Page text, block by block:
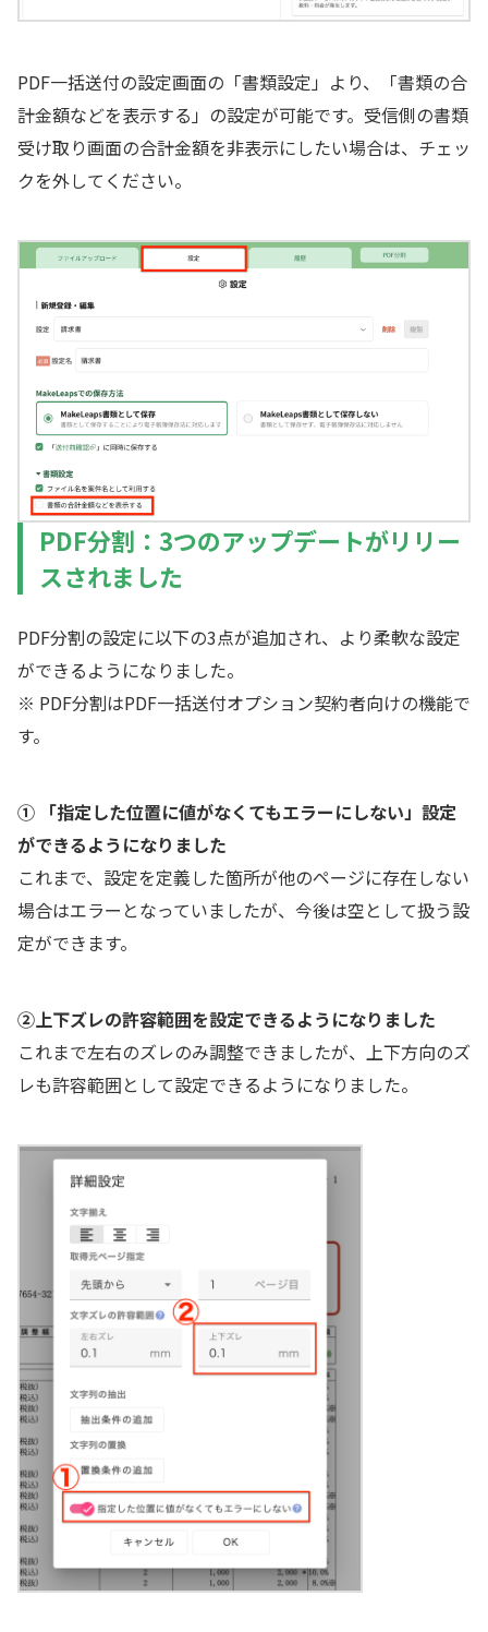
PDF一括送付の設定画面の「書類設定」より、「書類の合
計金額などを表示する」の設定が可能です。受信側の書類
受け取り画面の合計金額を非表示にしたい場合は、チェッ
クを外してください。
PDF分割：3つのアップデートがリリー
スされました
PDF分割の設定に以下の3点が追加され、より柔軟な設定
ができるようになりました。
※ PDF分割はPDF一括送付オプション契約者向けの機能で
す。
① 「指定した位置に値がなくてもエラーにしない」設定
ができるようになりました
これまで、設定を定義した箇所が他のページに存在しない
場合はエラーとなっていましたが、今後は空として扱う設
定ができます。
②上下ズレの許容範囲を設定できるようになりました
これまで左右のズレのみ調整できましたが、上下方向のズ
レも許容範囲として設定できるようになりました。